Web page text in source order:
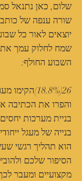
שלום, כאן נתנאל
שורה ענפה של
יוצאים לאור כל
שמח לחלוק עמך
השבוע החולף:
והפרו את הכתיבה
בניית מערכות
בנייה של מעגל
הוא תהליך רגשי
הסיפור שלכם
מקצועיים ומעבר